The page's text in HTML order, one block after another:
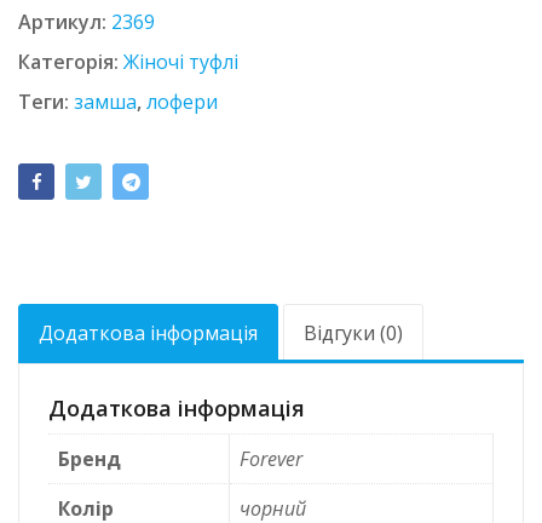
Артикул: 2369
Категорія: Жіночі туфлі
Теги: замша,лофери
Додаткова інформація Відгуки (0)
Додаткова інформація
Бренд
Forever
Колір
чорний